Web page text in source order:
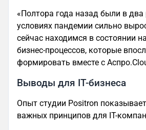
«Полтора года назад были в
условиях пандемии сильно
сейчас находимся в состоянии
бизнес-процессов, которые
формировать вместе с
Выводы для IT-бизнеса
Опыт студии Positron
важных принципов для IT-